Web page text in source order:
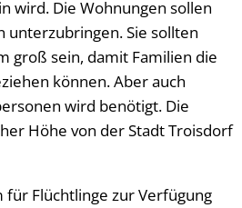
wird. Die Wohnungen sollen
unterzubringen. Sie sollten
groß sein, damit Familien die
können. Aber auch
wird benötigt. Die
Höhe von der Stadt Troisdorf
Flüchtlinge zur Verfügung